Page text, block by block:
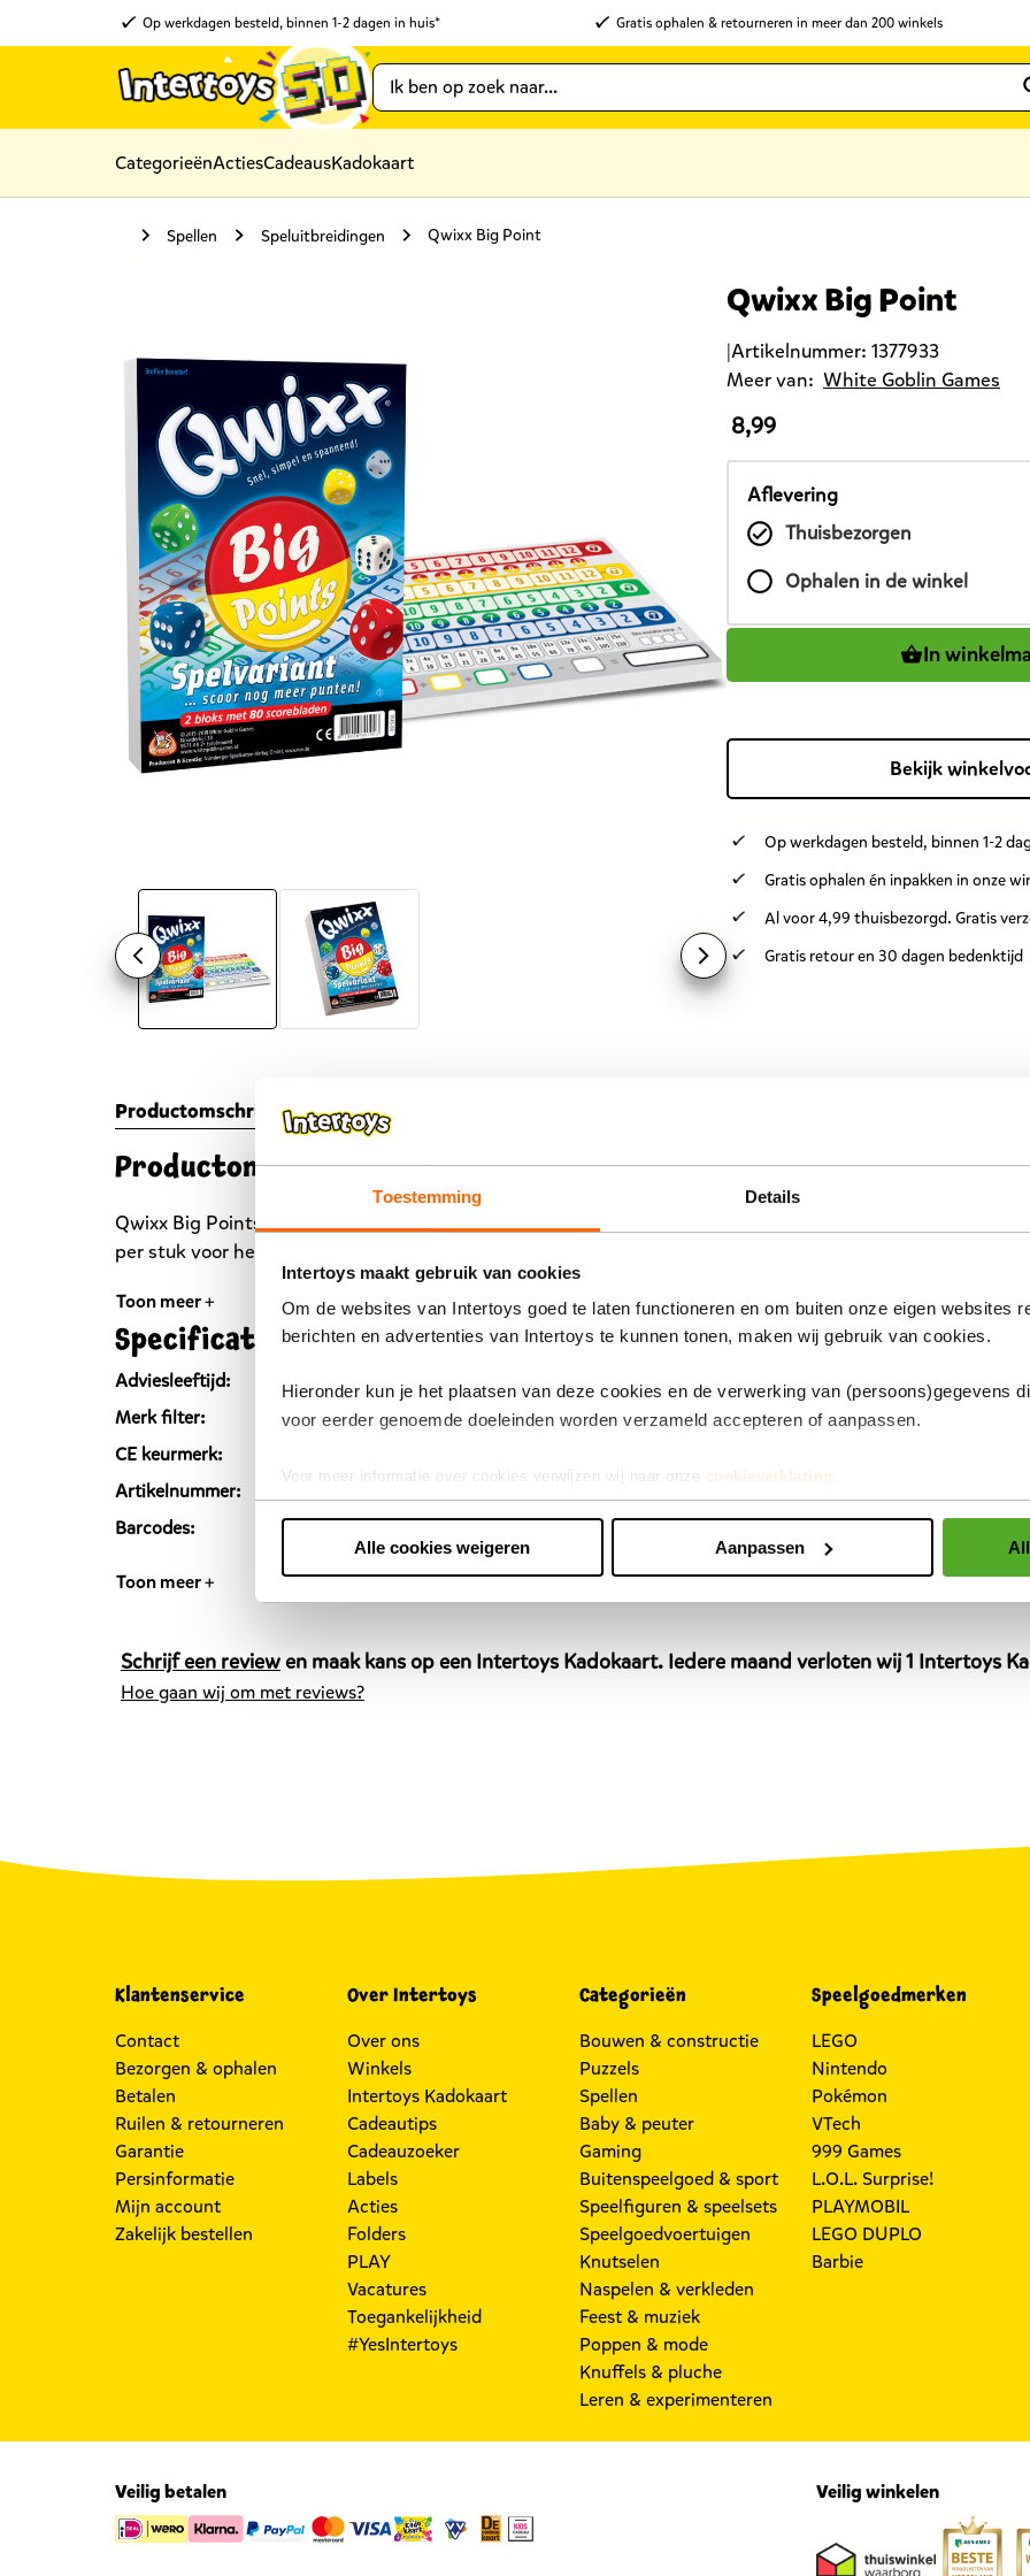
Toestemming Details
Intertoys maakt gebruik van cookies
Om de websites van Intertoys goed te laten functioneren en om buiten onze eigen websites
berichten en advertenties van Intertoys te kunnen tonen, maken wij gebruik van cookies.
Hieronder kun je het plaatsen van deze cookies en de verwerking van (persoons)gegevens
voor eerder genoemde doeleinden worden verzameld accepteren of aanpassen.
Voor meer informatie over cookies verwijzen wij naar onze cookieverklaring
Alle cookies weigeren Aanpassen
Op werkdagen besteld, binnen 1-2 dagen in huis* Gratis ophalen & retourneren in meer dan 200 winkels
CategorieënActiesCadeausKadokaart
Spellen Speluitbreidingen Qwixx Big Point
Qwixx Big Point
|Artikelnummer: 1377933
Meer van: White Goblin Games
De
prijs
van
product
8,99
euro.
8,99
Aflevering
Thuisbezorgen
Ophalen in de winkel
In
Bekijk
Op werkdagen besteld, binnen 1-2
Gratis ophalen én inpakken in onze
Al voor 4,99 thuisbezorgd. Gratis
Gratis retour en 30 dagen bedenktijd
ProductomschrijvingSpecificaties
Productomschrijving
Qwixx Big Points bevat twee extra grote scoreblocks met 80 blaadjes
per stuk voor het populaire dobbelspel Qwixx!
Toon meer +
Specificaties
Adviesleeftijd:
Vanaf 8 tot 99 jaar
Merk filter:
White Goblin Games
CE keurmerk:
Artikelnummer:
Barcodes:
8718026301903
Toon meer +
Qwixx connected
De
prijs
van
dit
product
7,99
7,99
Schrijf een reviewen maak kans op een Intertoys Kadokaart. Iedere maand verloten wij 1 Intertoys
Hoe gaan wij om met reviews?
Klantenservice
Contact
Bezorgen & ophalen
Betalen
Ruilen & retourneren
Garantie
Persinformatie
Mijn account
Zakelijk bestellen
Over Intertoys
Over ons
Winkels
Intertoys Kadokaart
Cadeautips
Cadeauzoeker
Labels
Acties
Folders
PLAY
Vacatures
Toegankelijkheid
#YesIntertoys
Categorieën
Bouwen & constructie
Puzzels
Spellen
Baby & peuter
Gaming
Buitenspeelgoed & sport
Speelfiguren & speelsets
Speelgoedvoertuigen
Knutselen
Naspelen & verkleden
Feest & muziek
Poppen & mode
Knuffels & pluche
Leren & experimenteren
Speelgoedmerken
LEGO
Nintendo
Pokémon
VTech
999 Games
L.O.L. Surprise!
PLAYMOBIL
LEGO DUPLO
Barbie
Veilig betalen Veilig winkelen